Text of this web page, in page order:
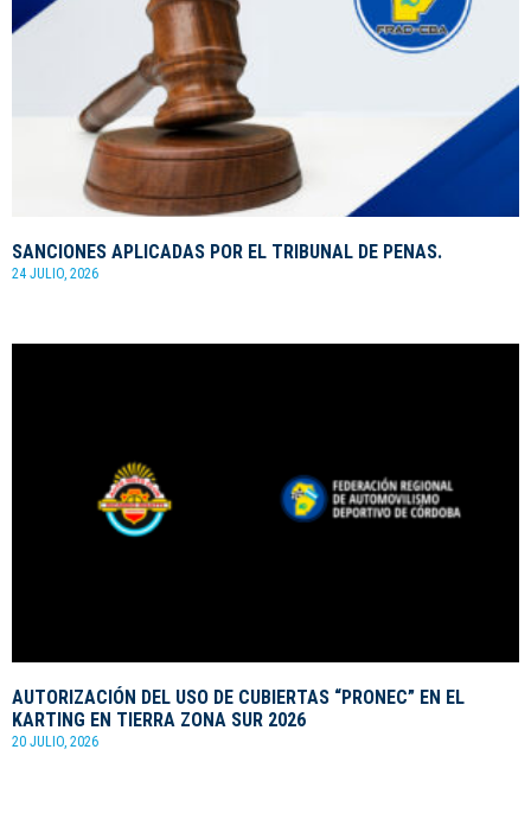
SANCIONES APLICADAS POR EL TRIBUNAL DE PENAS.
24 JULIO, 2026
AUTORIZACIÓN DEL USO DE CUBIERTAS “PRONEC” EN EL
KARTING EN TIERRA ZONA SUR 2026
20 JULIO, 2026